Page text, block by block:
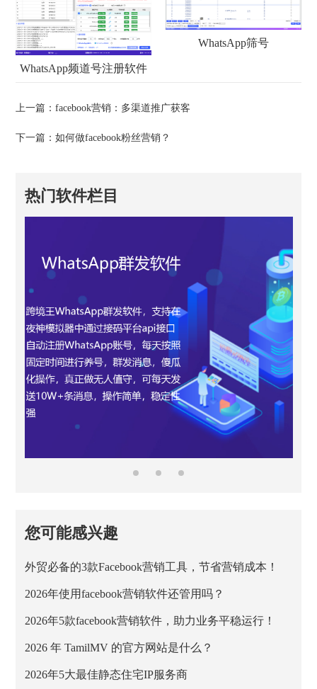
WhatsApp频道号注册软件
WhatsApp筛号
上一篇：facebook营销：多渠道推广获客
下一篇：如何做facebook粉丝营销？
热门软件栏目
您可能感兴趣
外贸必备的3款Facebook营销工具，节省营销成本！
2026年使用facebook营销软件还管用吗？
2026年5款facebook营销软件，助力业务平稳运行！
2026 年 TamilMV 的官方网站是什么？
2026年5大最佳静态住宅IP服务商